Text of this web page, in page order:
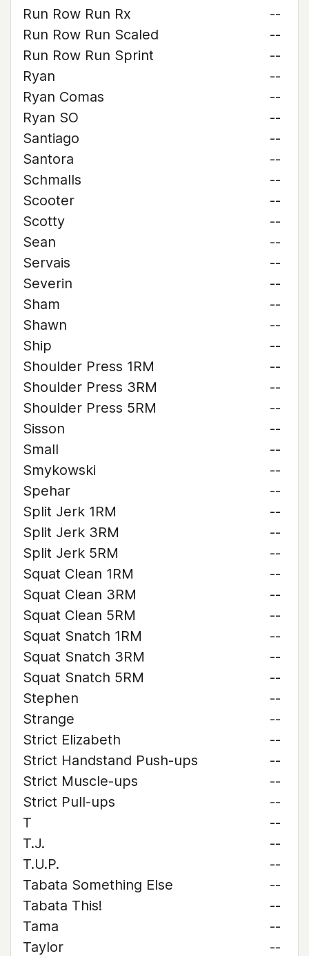
Run Row Run Rx
--
Run Row Run Scaled
--
Run Row Run Sprint
--
Ryan
--
Ryan Comas
--
Ryan SO
--
Santiago
--
Santora
--
Schmalls
--
Scooter
--
Scotty
--
Sean
--
Servais
--
Severin
--
Sham
--
Shawn
--
Ship
--
Shoulder Press 1RM
--
Shoulder Press 3RM
--
Shoulder Press 5RM
--
Sisson
--
Small
--
Smykowski
--
Spehar
--
Split Jerk 1RM
--
Split Jerk 3RM
--
Split Jerk 5RM
--
Squat Clean 1RM
--
Squat Clean 3RM
--
Squat Clean 5RM
--
Squat Snatch 1RM
--
Squat Snatch 3RM
--
Squat Snatch 5RM
--
Stephen
--
Strange
--
Strict Elizabeth
--
Strict Handstand Push-ups
--
Strict Muscle-ups
--
Strict Pull-ups
--
T
--
T.J.
--
T.U.P.
--
Tabata Something Else
--
Tabata This!
--
Tama
--
Taylor
--